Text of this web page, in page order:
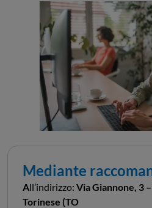
Mediante
All’indirizzo: Via Giannone, 3
Torinese (TO